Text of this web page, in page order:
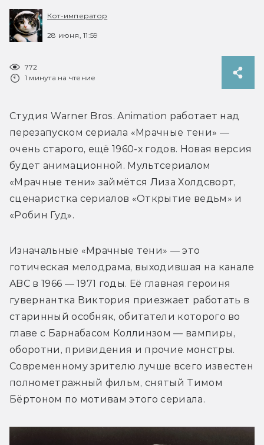
Кот-император
28 июня, 11:59
772
1 минута на чтение
Студия Warner Bros. Animation работает над
перезапуском сериала «Мрачные тени» —
очень старого, ещё 1960-х годов. Новая версия
будет анимационной. Мультсериалом
«Мрачные тени» займётся Лиза Холдсворт,
сценаристка сериалов «Открытие ведьм» и
«Робин Гуд».
Изначальные «Мрачные тени» — это
готическая мелодрама, выходившая на канале
ABC в 1966 — 1971 годы. Её главная героиня
гувернантка Виктория приезжает работать в
старинный особняк, обитатели которого во
главе с Барнабасом Коллинзом — вампиры,
оборотни, привидения и прочие монстры.
Современному зрителю лучше всего известен
полнометражный фильм, снятый Тимом